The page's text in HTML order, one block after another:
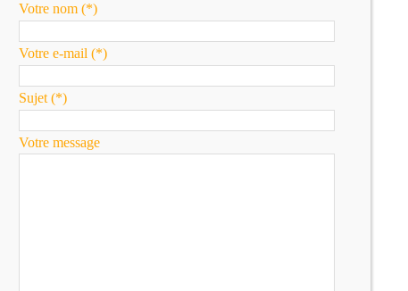
Votre nom (*)
Votre e-mail (*)
Sujet (*)
Votre message